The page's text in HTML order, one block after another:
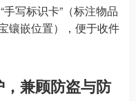
写标识卡”（标注物品
镶嵌位置），便于收件
，兼顾防盗与防